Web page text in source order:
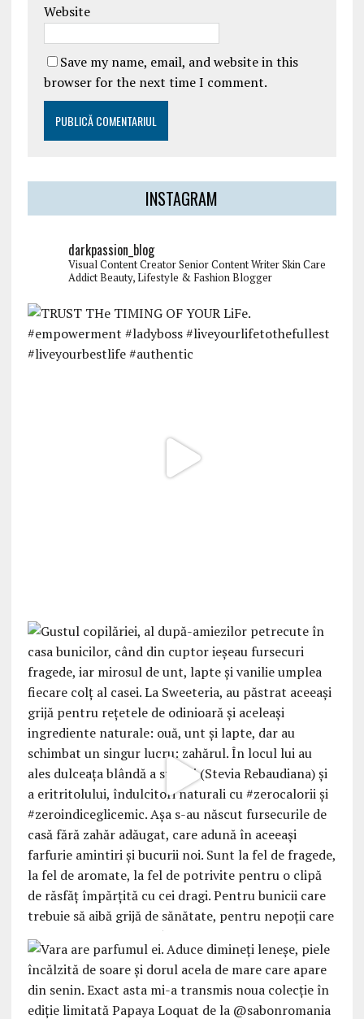
Website
Save my name, email, and website in this
browser for the next time I comment.
INSTAGRAM
darkpassion_blog
Visual Content CreatorSenior Content WriterSkin Care
AddictBeauty, Lifestyle & Fashion Blogger